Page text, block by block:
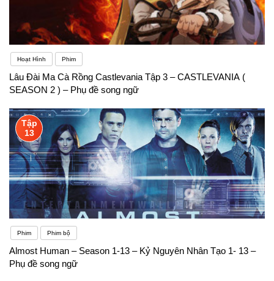
Hoạt Hình Phim
Lâu Đài Ma Cà Rồng Castlevania Tập 3 – CASTLEVANIA (
SEASON 2 ) – Phụ đề song ngữ
Tập
13
Phim Phim bộ
Almost Human – Season 1-13 – Kỷ Nguyên Nhân Tạo 1- 13 –
Phụ đề song ngữ